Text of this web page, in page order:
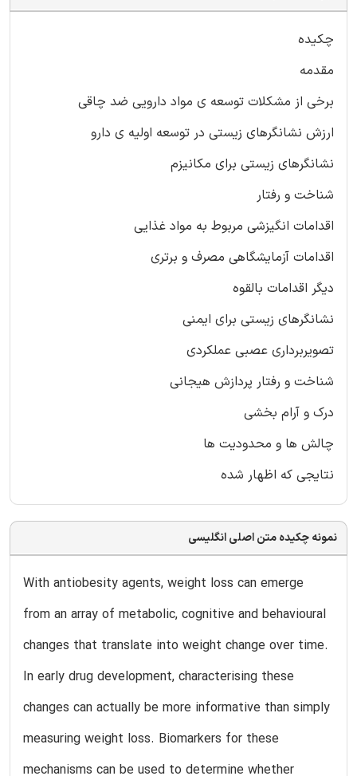
چکیده
مقدمه
برخی از مشکلات توسعه ی مواد دارویی ضد چاقی
ارزش نشانگرهای زیستی در توسعه اولیه ی دارو
نشانگرهای زیستی برای مکانیزم
شناخت و رفتار
اقدامات انگیزشی مربوط به مواد غذایی
اقدامات آزمایشگاهی مصرف و برتری
دیگر اقدامات بالقوه
نشانگرهای زیستی برای ایمنی
تصویربرداری عصبی عملکردی
شناخت و رفتار پردازش هیجانی
درک و آرام بخشی
چالش ها و محدودیت ها
نتایجی که اظهار شده
نمونه چکیده متن اصلی انگلیسی
With antiobesity agents, weight loss can emerge
from an array of metabolic, cognitive and behavioural
changes that translate into weight change over time.
In early drug development, characterising these
changes can actually be more informative than simply
measuring weight loss. Biomarkers for these
mechanisms can be used to determine whether